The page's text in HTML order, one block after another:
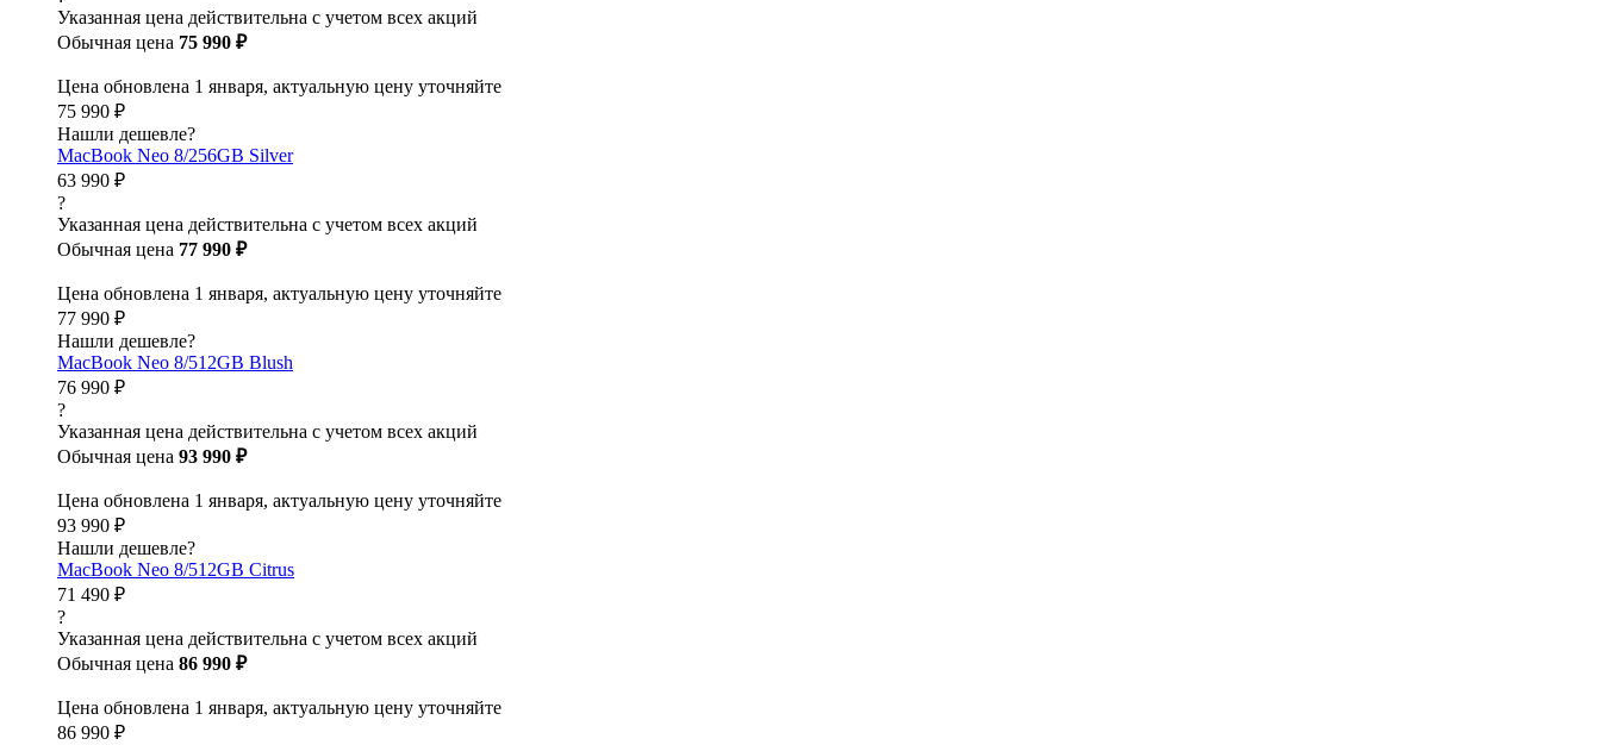
Указанная цена действительна с учетом всех акций
Обычная цена 75 990 ₽
Цена обновлена 1 января, актуальную цену уточняйте
75 990 ₽
Нашли дешевле?
MacBook Neo 8/256GB Silver
63 990 ₽
?
Указанная цена действительна с учетом всех акций
Обычная цена 77 990 ₽
Цена обновлена 1 января, актуальную цену уточняйте
77 990 ₽
Нашли дешевле?
MacBook Neo 8/512GB Blush
76 990 ₽
?
Указанная цена действительна с учетом всех акций
Обычная цена 93 990 ₽
Цена обновлена 1 января, актуальную цену уточняйте
93 990 ₽
Нашли дешевле?
MacBook Neo 8/512GB Citrus
71 490 ₽
?
Указанная цена действительна с учетом всех акций
Обычная цена 86 990 ₽
Цена обновлена 1 января, актуальную цену уточняйте
86 990 ₽